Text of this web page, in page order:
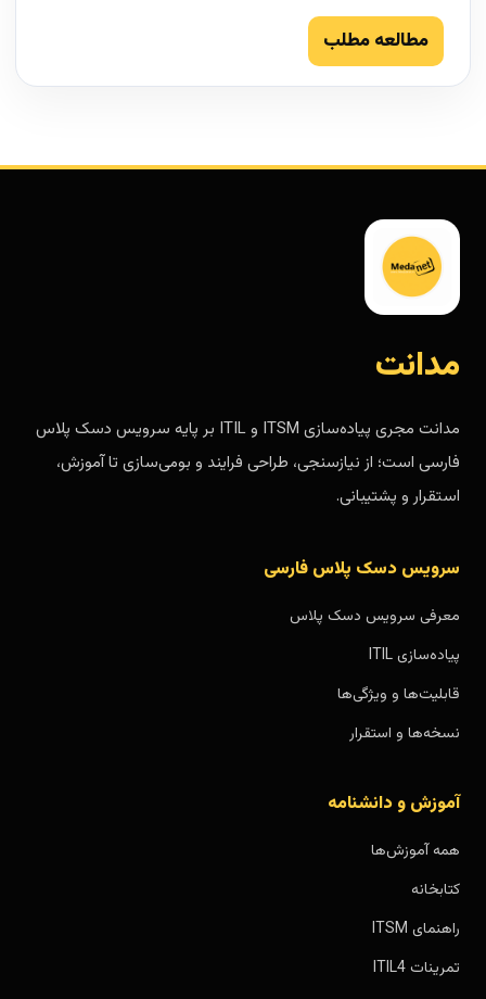
مطالعه مطلب
مدانت
مدانت مجری پیاده‌سازی ITSM و ITIL بر پایه سرویس دسک پلاس
فارسی است؛ از نیازسنجی، طراحی فرایند و بومی‌سازی تا آموزش،
استقرار و پشتیبانی.
سرویس دسک پلاس فارسی
معرفی سرویس دسک پلاس
پیاده‌سازی ITIL
قابلیت‌ها و ویژگی‌ها
نسخه‌ها و استقرار
آموزش و دانشنامه
همه آموزش‌ها
کتابخانه
راهنمای ITSM
تمرینات ITIL4